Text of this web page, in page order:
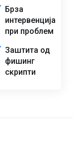
Брза
интервенција
при проблем
Заштита од
фишинг
скрипти